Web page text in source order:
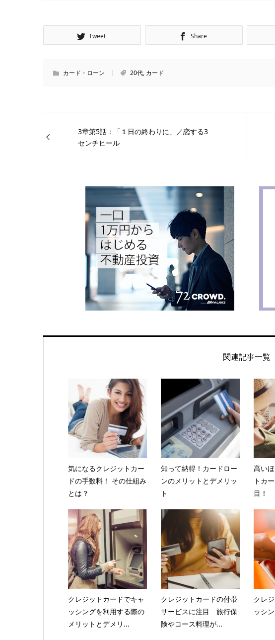
Tweet Share
カード・ローン 20代, カード
3章第5話：「１日の終わりに」／恋する3
センチヒール
関連記事一覧
気になるクレジットカー
ドの手数料！ その仕組み
とは？
知って納得！カードロー
ンのメリットとデメリッ
ト
高い
トカ
目！
クレジットカードでキャ
ッシングを利用する際の
メリットとデメリ...
クレジットカードの付帯
サービスに注目 旅行保
険やコース料理が...
クレ
ッシ